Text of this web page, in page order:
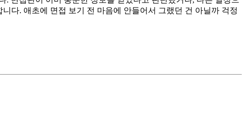
다. 애초에 면접 보기 전 마음에 안들어서 그랬던 건 아닐까 걱정